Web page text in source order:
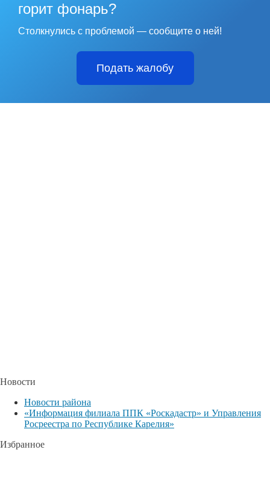
горит фонарь?
Столкнулись с проблемой — сообщите о ней!
Подать жалобу
Новости
Новости района
«Информация филиала ППК «Роскадастр» и Управления
Росреестра по Республике Карелия»
Избранное